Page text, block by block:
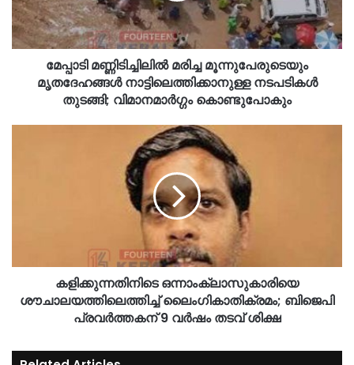
മേപ്പാടി മണ്ണിടിച്ചിലിൽ മരിച്ച മൂന്നുപേരുടെയും
മൃതദേഹങ്ങൾ നാട്ടിലെത്തിക്കാനുള്ള നടപടികൾ
തുടങ്ങി; വിമാനമാർഗ്ഗം കൊണ്ടുപോകും
കളിക്കുന്നതിനിടെ ഒന്നാംക്ലാസുകാരിയെ
ശ‍ൗചാലയത്തിലെത്തിച്ച്‌ ലൈംഗികാതിക്രമം; ബിജെപി
പ്രവർത്തകന്‌ 9 വർഷം തടവ് ശിക്ഷ